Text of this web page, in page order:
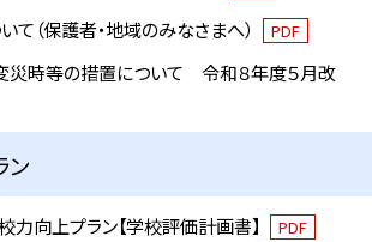
て（保護者・地域のみなさまへ） PDF
時等の措置について 令和８年度５月改
ン
向上プラン【学校評価計画書】 PDF